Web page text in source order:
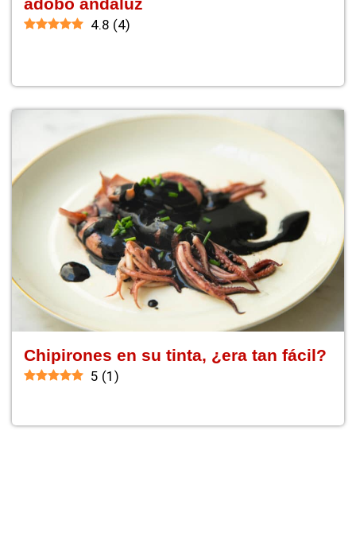
adobo andaluz
4.8 (4)
Chipirones en su tinta, ¿era tan fácil?
5 (1 )